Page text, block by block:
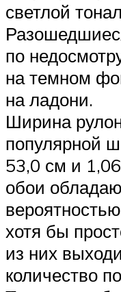
светлой
по
на темном
на ладони.
Ширина
популярной
53,0 см и
обои
хотя бы
из них
количество